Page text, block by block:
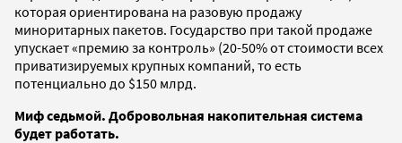
которая ориентирована на разовую продажу
миноритарных пакетов. Государство при такой продаже
упускает «премию за контроль» (20-50% от стоимости всех
приватизируемых крупных компаний, то есть
потенциально до $150 млрд.
Миф седьмой. Добровольная накопительная система
будет работать.